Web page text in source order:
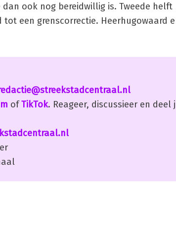
ook nog bereidwillig is. Tweede helft
een grenscorrectie. Heerhugowaard
ofTikTok. Reageer, discussieer en deel